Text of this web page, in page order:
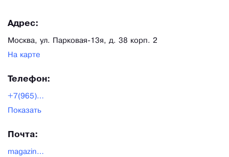
Адрес:
Москва, ул. Парковая-13я, д. 38 корп. 2
На карте
Телефон:
+7(965)155-22-00
Показать
Почта:
magazin-veshalok@yandex.ru